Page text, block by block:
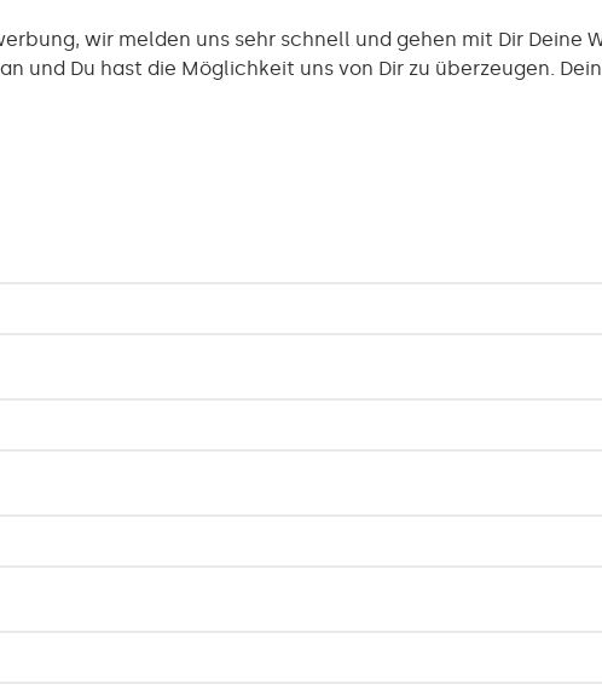
wir melden uns sehr schnell und gehen mit Dir Deine
und Du hast die Möglichkeit uns von Dir zu überzeugen.